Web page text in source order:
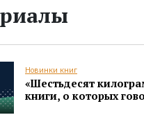
Новинки книг
«Шестьдесят
книги, о которых